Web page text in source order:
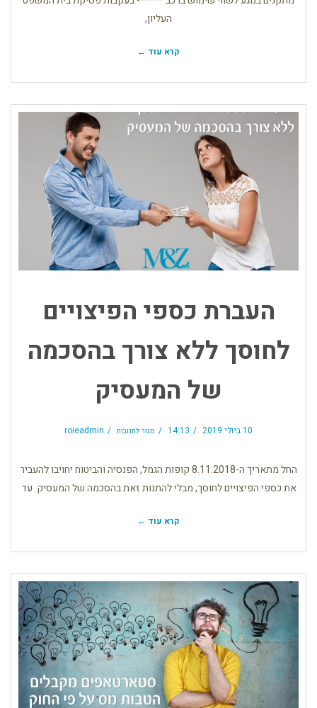
העליון,
קרא עוד ←
העברת כספי הפיצויים
לחוסך ללא צורך בהסכמה
של המעסיק
10 ביולי 2019 14:13 סגור לתגובות העברת
כספי
של
המעסיק
roieadmin
החל מתאריך ה-8.11.2018 קופות הגמל, הפנסיה והביטוח יחויבו להעביר
את כספי הפיצויים לחוסך, מבלי להתנות זאת בהסכמה של המעסיק. עד
קרא עוד ←